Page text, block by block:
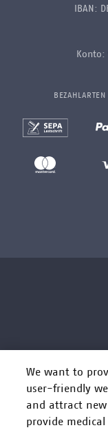
IBAN:
BEZAHLARTEN
We want to
user-friendly
and attract
provide